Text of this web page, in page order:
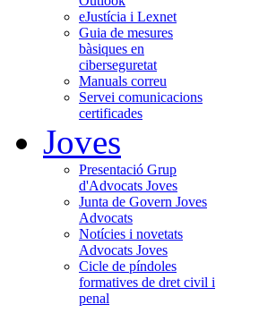
eJustícia i Lexnet
Guia de mesures
bàsiques en
ciberseguretat
Manuals correu
Servei comunicacions
certificades
Joves
Presentació Grup
d'Advocats Joves
Junta de Govern Joves
Advocats
Notícies i novetats
Advocats Joves
Cicle de píndoles
formatives de dret civil i
penal